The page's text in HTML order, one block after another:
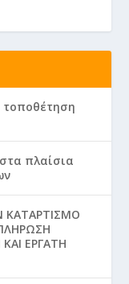
τοποθέτηση
πλαίσια
ΚΑΤΑΡΤΙΣΜΟ
ΕΡΓΑΤΗ